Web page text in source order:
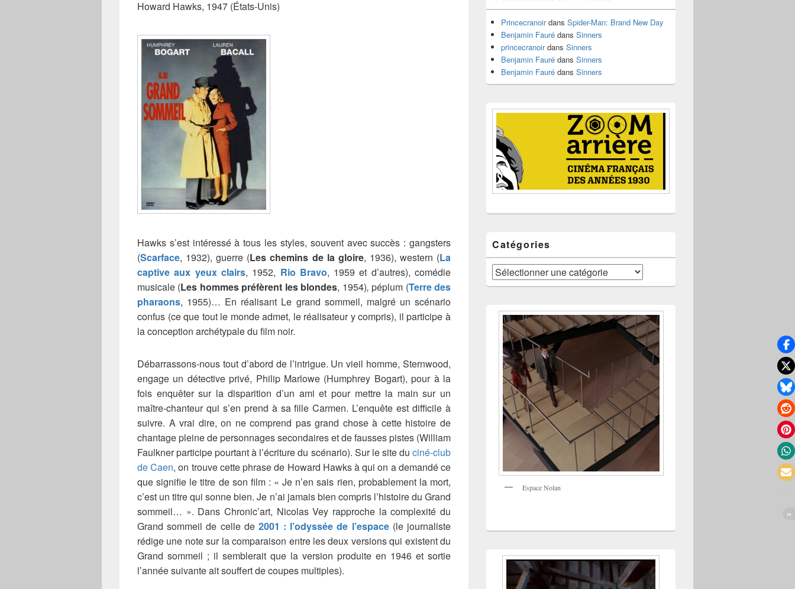
Howard Hawks, 1947 (États-Unis)
Hawks s’est intéressé à tous les styles, souvent avec succès : gangsters
(Scarface, 1932), guerre (Les chemins de la gloire, 1936), western (La
captive aux yeux clairs, 1952, Rio Bravo, 1959 et d’autres), comédie
musicale (Les hommes préfèrent les blondes, 1954),péplum (Terre des
pharaons, 1955)… En réalisant Le grand sommeil, malgré un scénario
confus (ce que tout le monde admet, le réalisateur y compris), il participe à
la conception archétypale du film noir.
Débarrassons-nous tout d’abord de l’intrigue. Un vieil homme, Sternwood,
engage un détective privé, Philip Marlowe (Humphrey Bogart), pour à la
fois enquêter sur la disparition d’un ami et pour mettre la main sur un
maître-chanteur qui s’en prend à sa fille Carmen. L’enquête est difficile à
suivre. A vrai dire, on ne comprend pas grand chose à cette histoire de
chantage pleine de personnages secondaires et de fausses pistes (William
Faulkner participe pourtant à l’écriture du scénario). Sur le site du ciné-club
de Caen, on trouve cette phrase de Howard Hawks à qui on a demandé ce
que signifie le titre de son film : « Je n’en sais rien, probablement la mort,
c’est un titre qui sonne bien. Je n’ai jamais bien compris l’histoire du Grand
sommeil… ». Dans Chronic’art, Nicolas Vey rapproche la complexité du
Grand sommeil de celle de 2001 : l’odyssée de l’espace(le journaliste
rédige une note sur la comparaison entre les deux versions qui existent du
Grand sommeil ; il semblerait que la version produite en 1946 et sortie
l’année suivante ait souffert de coupes multiples).
latérale
Princecranoirdans Spider-Man: Brand New Day
Benjamin Fauré dans Sinners
princecranoirdans Sinners
Benjamin Fauré dans Sinners
Benjamin Fauré dans Sinners
Catégories
Catégories
Espace Nolan